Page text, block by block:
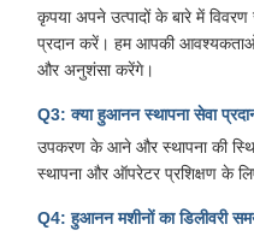
कृपया अपने उत्पादों के बारे में
प्रदान करें। हम आपकी
और अनुशंसा करेंगे।
Q3: क्या हुआनन स्थापना सेवा
उपकरण के आने और स्थापना की
स्थापना और ऑपरेटर प्रशिक्षण के
Q4: हुआनन मशीनों का डिलीवरी